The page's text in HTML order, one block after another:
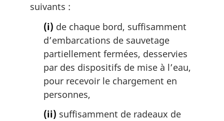
suivants :
(i) de chaque bord, suffisamment
d’embarcations de sauvetage
partiellement fermées, desservies
par des dispositifs de mise à l’eau,
pour recevoir le chargement en
personnes,
(ii) suffisamment de radeaux de